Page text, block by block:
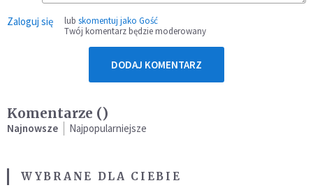
Zaloguj się lub skomentuj jako Gość
Twój komentarz będzie moderowany
DODAJ KOMENTARZ
Komentarze ()
Najnowsze Najpopularniejsze
WYBRANE DLA CIEBIE